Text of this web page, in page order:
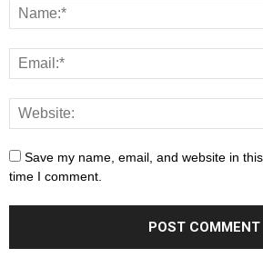
Save my name, email, and website in
time I comment.